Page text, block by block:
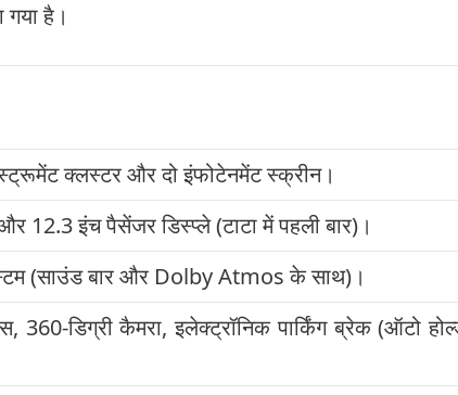
है।
क्लस्टर और दो इंफोटेनमेंट स्क्रीन।
12.3 इंच पैसेंजर डिस्प्ले (टाटा में पहली बार)।
(साउंड बार और Dolby Atmos के साथ)।
डिग्री कैमरा, इलेक्ट्रॉनिक पार्किंग ब्रेक (ऑटो